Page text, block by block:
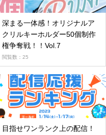
深まる一体感！オリジナルア
クリルキーホルダー50個制作
権争奪戦！！Vol.7
閲覧数：25
目指せワンランク上の配信！